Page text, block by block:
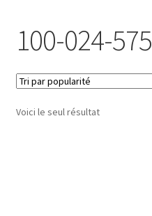
Protection des données
Droit de rétractation
Contact
100-024-575
Voici le seul résultat